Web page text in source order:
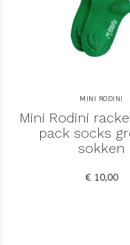
MINI RODINI
Mini Rodini
pack socks
sokken
€ 10,00